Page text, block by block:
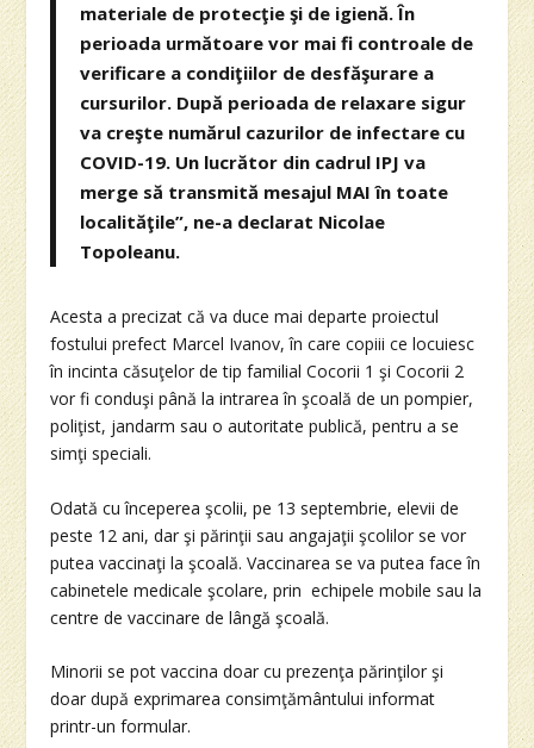
materiale de protecţie şi de igienă. În
perioada următoare vor mai fi controale de
verificare a condiţiilor de desfăşurare a
cursurilor. După perioada de relaxare sigur
va creşte numărul cazurilor de infectare cu
COVID-19. Un lucrător din cadrul IPJ va
merge să transmită mesajul MAI în toate
localităţile”, ne-a declarat Nicolae
Topoleanu.
Acesta a precizat că va duce mai departe proiectul
fostului prefect Marcel Ivanov, în care copiii ce locuiesc
în incinta căsuţelor de tip familial Cocorii 1 şi Cocorii 2
vor fi conduşi până la intrarea în şcoală de un pompier,
poliţist, jandarm sau o autoritate publică, pentru a se
simţi speciali.
Odată cu începerea şcolii, pe 13 septembrie, elevii de
peste 12 ani, dar şi părinţii sau angajaţii şcolilor se vor
putea vaccinaţi la şcoală. Vaccinarea se va putea face în
cabinetele medicale şcolare, prin echipele mobile sau la
centre de vaccinare de lângă şcoală.
Minorii se pot vaccina doar cu prezenţa părinţilor şi
doar după exprimarea consimţământului informat
printr-un formular.